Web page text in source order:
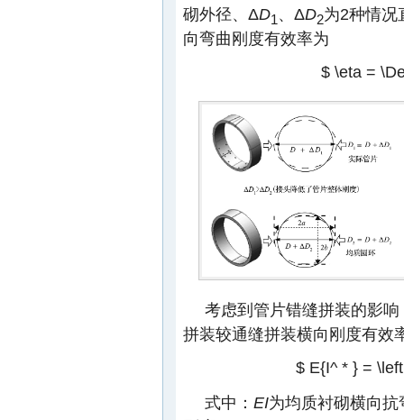
砌外径、ΔD1、ΔD2为2种情况
向弯曲刚度有效率为
$ \eta =
考虑到管片错缝拼装的影
拼装较通缝拼装横向刚度有效
$ E{I^ * } =
式中： EI为均质衬砌横向抗